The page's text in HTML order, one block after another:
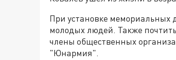
При установке мемориальных
молодых людей. Также
члены общественных
"Юнармия".